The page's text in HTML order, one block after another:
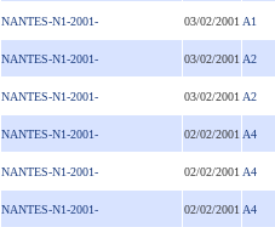
NANTES-N1-2001- 03/02/2001 A1
NANTES-N1-2001- 03/02/2001 A2
NANTES-N1-2001- 03/02/2001 A2
NANTES-N1-2001- 02/02/2001 A4
NANTES-N1-2001- 02/02/2001 A4
NANTES-N1-2001- 02/02/2001 A4